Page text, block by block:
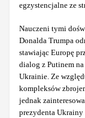
egzystencjalne ze
Nauczeni tymi
Donalda Trumpa
stawiając Europę
dialog z Putinem
Ukrainie. Ze
kompleksów
jednak
prezydenta Ukrainy